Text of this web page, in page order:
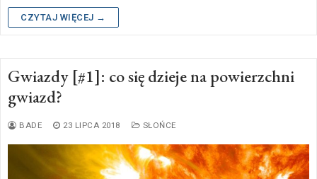
CZYTAJ WIĘCEJ →
Gwiazdy [#1]: co się dzieje na powierzchni
gwiazd?
BADE 23 LIPCA 2018 SŁOŃCE